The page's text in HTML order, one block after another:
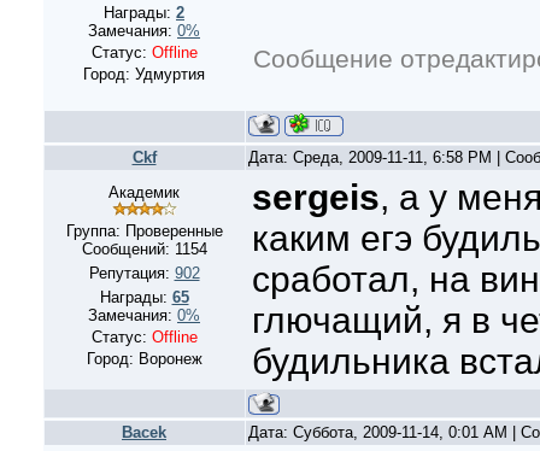
Награды: 2
Замечания: 0%
Статус: Offline
Город: Удмуртия
Сообщение
Ckf
Дата: Среда, 2009-11-11, 6:58 PM |
Академик
Группа: Проверенные
Сообщений: 1154
Репутация: 902
Награды: 65
Замечания: 0%
Статус: Offline
Город: Воронеж
sergeis, а у
каким егэ
сработал, на
глючащий, я в
будильника
Bacek Дата: Суббота, 2009-11-14, 0:01 AM |